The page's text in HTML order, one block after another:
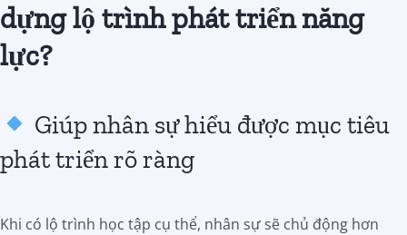
dựng lộ trình phát triển năng
lực?
Giúp nhân sự hiểu được mục tiêu
phát triển rõ ràng
Khi có lộ trình học tập cụ thể, nhân sự sẽ chủ động hơn